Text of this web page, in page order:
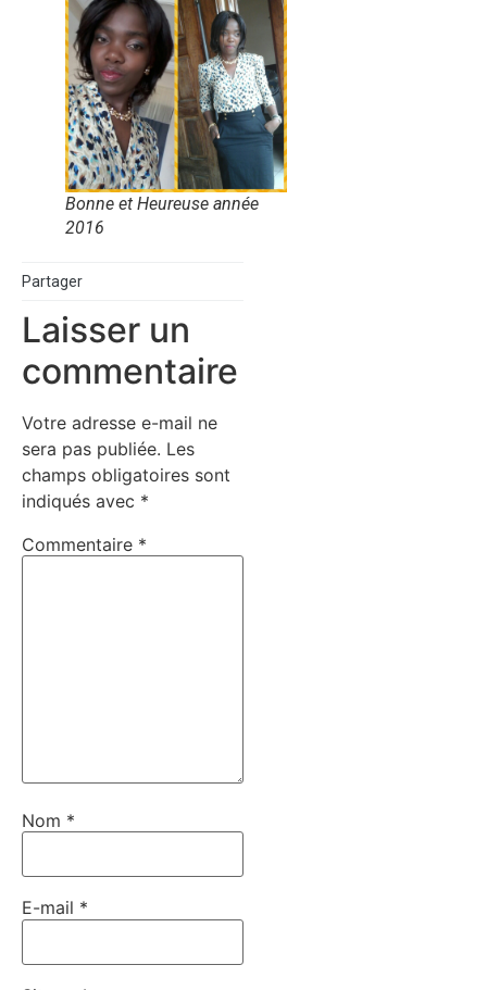
Bonne et Heureuse année
2016
Partager
Laisser un
commentaire
Votre adresse e-mail ne
sera pas publiée. Les
champs obligatoires sont
indiqués avec *
Commentaire *
Nom *
E-mail *